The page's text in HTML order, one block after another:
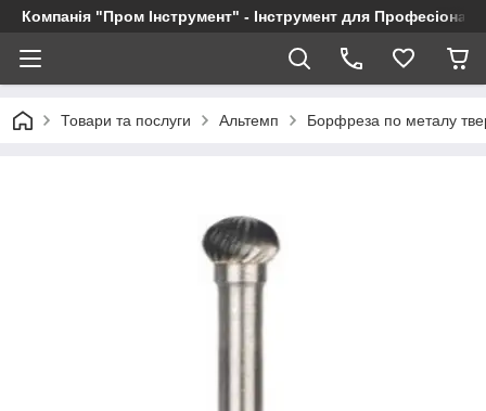
Компанія "Пром Інструмент" - Інструмент для
Товари та послуги Альтемп Борфреза по металу